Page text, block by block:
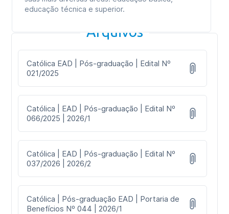
educação técnica e superior.
Arquivos
Católica EAD | Pós-graduação | Edital Nº
021/2025
Católica | EAD | Pós-graduação | Edital Nº
066/2025 | 2026/1
Católica | EAD | Pós-graduação | Edital Nº
037/2026 | 2026/2
Católica | Pós-graduação EAD | Portaria de
Benefícios Nº 044 | 2026/1